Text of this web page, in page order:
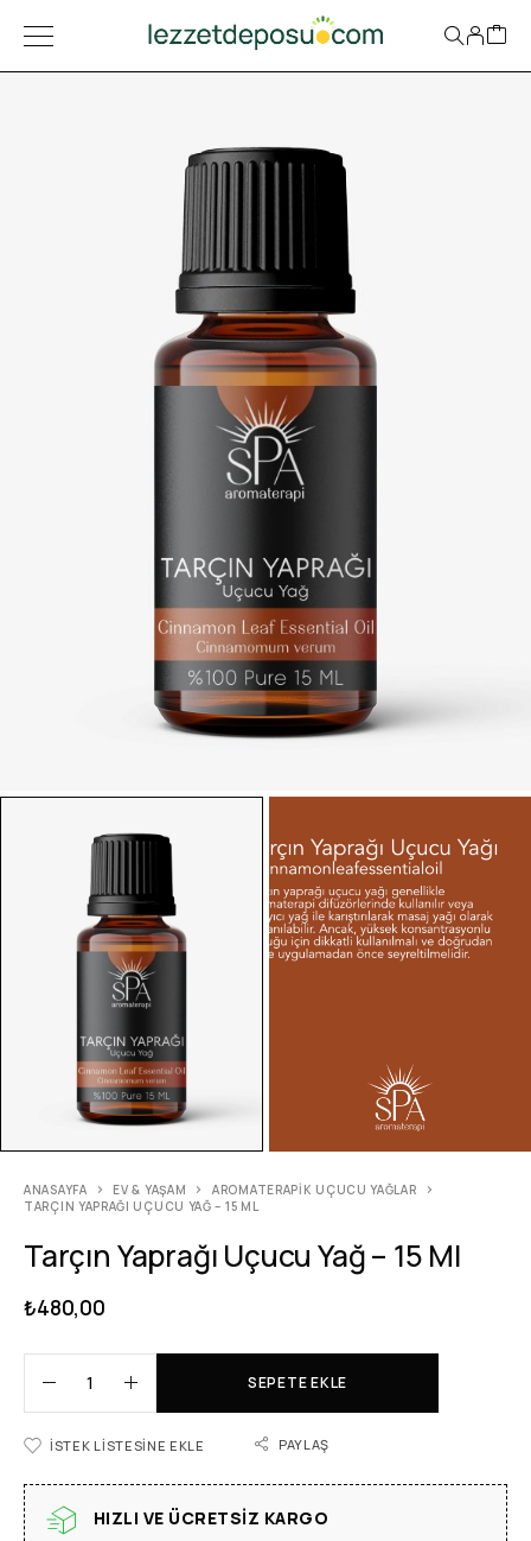
ANASAYFA EV & YAŞAM
AROMATERAPIK UÇUCU YAĞLAR
TARÇIN YAPRAĞI UÇUCU YAĞ – 15 ML
Tarçın Yaprağı Uçucu Yağ – 15 Ml
₺480,00
SEPETE EKLE
İSTEK LISTESINE EKLE PAYLAŞ
HIZLI VE ÜCRETSIZ KARGO